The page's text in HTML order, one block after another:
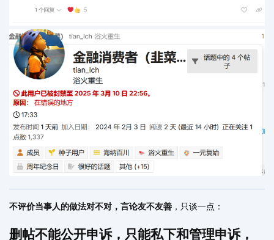
不评价当事人的做法对不对，言论友不友善 ，只谈一点：
删帖不能公开申诉，只能私下和管理申诉，